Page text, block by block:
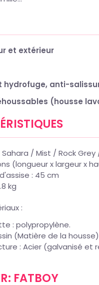
et extérieur
hydrofuge, anti-
(housse
Sahara / Mist / Rock Grey
(longueur x largeur x
: 45 cm
kg
:
: polypropylène.
(Matière de la housse)
: Acier (galvanisé et
FATBOY